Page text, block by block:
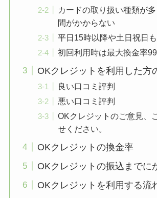
カードの取り扱い種類が
間がかからない
平日15時以降や土日祝日
初回利用時は最大換金率
OKクレジットを利用した方
良い口コミ評判
悪い口コミ評判
OKクレジットのご意見、
せください。
OKクレジットの換金率
OKクレジットの振込までに
OKクレジットを利用する流